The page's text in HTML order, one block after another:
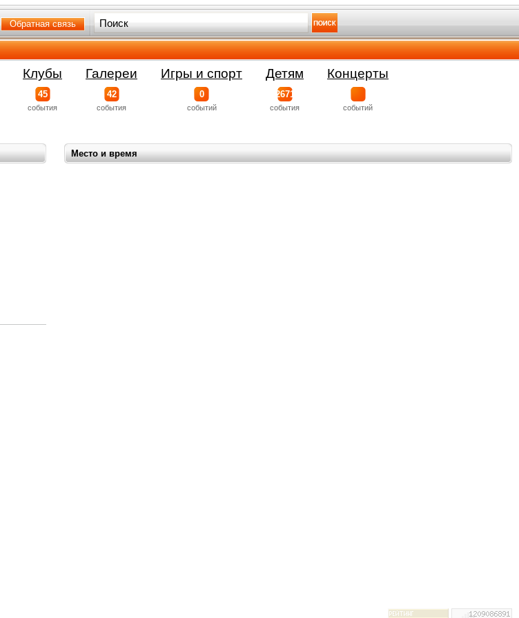
Обратная связь
Клубы
45
события
Галереи
42
события
Игры и спорт
0
событий
Детям
2671
события
Концерты
событий
Место и время